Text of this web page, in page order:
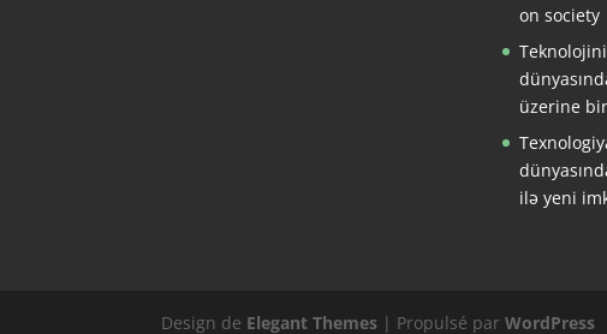
on society
üzerine
ilə yeni
Design de Elegant Themes | Propulsé parWordPress